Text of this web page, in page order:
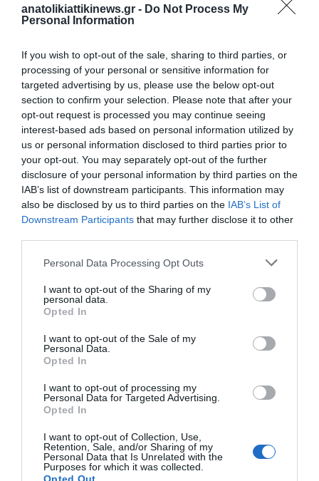
anatolikiattikinews.gr - Do Not Process My
Personal Information
If you wish to opt-out of the sale, sharing to third parties, or
processing of your personal or sensitive information for
targeted advertising by us, please use the below opt-out
section to confirm your selection. Please note that after your
opt-out request is processed you may continue seeing
interest-based ads based on personal information utilized by
us or personal information disclosed to third parties prior to
your opt-out. You may separately opt-out of the further
disclosure of your personal information by third parties on the
IAB’s list of downstream participants. This information may
also be disclosed by us to third parties on the IAB’s List of
Downstream Participants that may further disclose it to other
Personal Data Processing Opt Outs
I want to opt-out of the Sharing of my
personal data.
Opted In
I want to opt-out of the Sale of my
Personal Data.
Opted In
I want to opt-out of processing my
Personal Data for Targeted Advertising.
Opted In
I want to opt-out of Collection, Use,
Retention, Sale, and/or Sharing of my
Personal Data that Is Unrelated with the
Purposes for which it was collected.
Η ομάδα φώναζε: «Πες το δυνατά, πες το καθαρά, οι πρόσφυγες
Ο διευθυντής των εισαγγελικών αρχών Stephen Parkinson είπε
ότι πρόσθετοι εισαγγελείς κλήθηκαν να εργαστούν αυτό το
Σαββατοκύριακο για να αντιμετωπίσουν τη διαταραχή.
«Έχουμε αναπτύξει δεκάδες επιπλέον εισαγγελείς που
εργάζονται όλο το εικοσιτετράωρο αυτό το Σαββατοκύριακο,
υποστηρίζοντας την αστυνομία και έτοιμοι να λάβουν άμεσες
αποφάσεις κατηγοριών, ώστε η δικαιοσύνη να αποδοθεί
γρήγορα», είπε.
Πόλεις και πόλεις όπως το Λονδίνο, το Χάρτλπουλ, το
καταλήγουν σε βία μετά την επίθεση με μαχαίρι στο
Σάουθπορτ.
Σε απάντηση, ο πρωθυπουργός Sir Keir Starmer ανακοίνωσε ένα
καταστολή των βίαιων ομάδων επιτρέποντας στις αστυνομικές
δυνάμεις να μοιράζονται πληροφορίες.
Σε μια τηλεοπτική ομιλία την Πέμπτη, ο Sir Keir είπε: «Αυτοί οι
τραμπούκοι είναι κινητικοί, μετακινούνται από κοινότητα σε